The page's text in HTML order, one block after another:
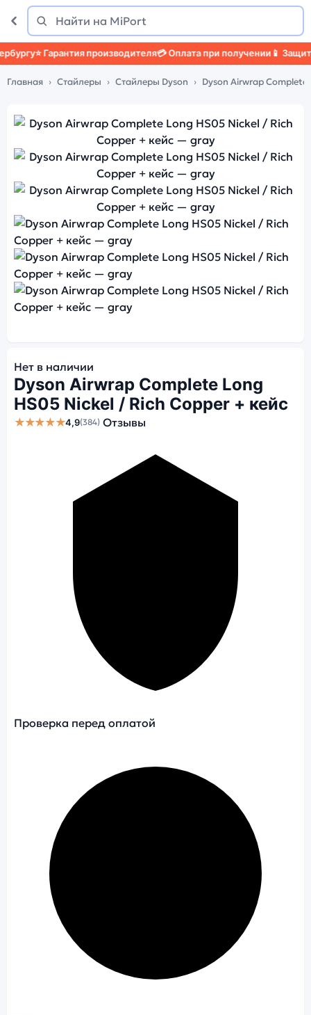
Поиск
Найти
⭐ Гарантия производителя💳 Оплата при получении📱 Защитный
Главная Стайлеры Стайлеры Dyson Dyson Airwrap Complete
Нет в наличии
Dyson Airwrap Complete Long
HS05 Nickel / Rich Copper + кейс
★★★★★4,9(384) Отзывы
Проверка перед оплатой